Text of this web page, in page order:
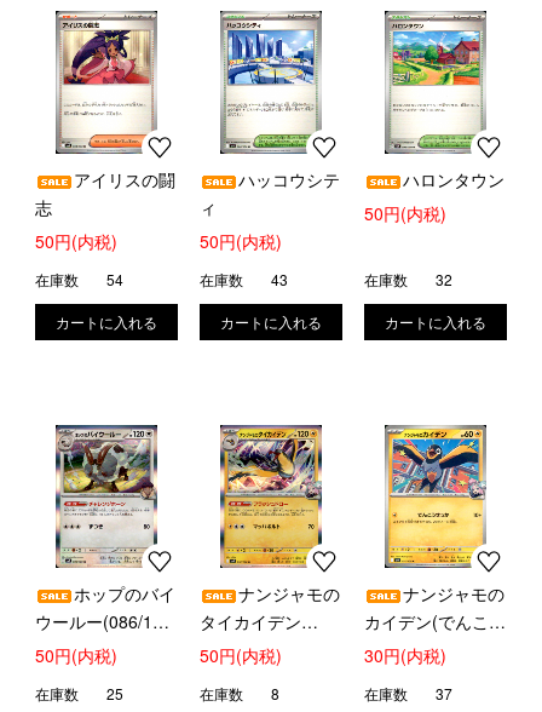
アイリスの闘
志
50円(内税)
在庫数 54
ハッコウシテ
ィ
50円(内税)
在庫数 43
ハロンタウン
50円(内税)
在庫数 32
ホップのバイ
ウールー(086/100
R)
50円(内税)
在庫数 25
ナンジャモの
タイカイデン
(032/100 R)
50円(内税)
在庫数 8
ナンジャモの
カイデン(でんこう
せっか)
30円(内税)
在庫数 37